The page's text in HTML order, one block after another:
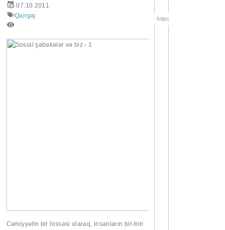
07.10.2011
Qarışıq
Cəmiyyətin bir hissəsi olaraq, insanların bir-biri
https://wa.me/